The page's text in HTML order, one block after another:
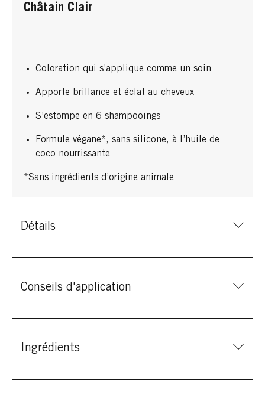
Châtain Clair
Coloration qui s’applique comme un soin
Apporte brillance et éclat au cheveux
S’estompe en 6 shampooings
Formule végane*, sans silicone, à l’huile de
coco nourrissante
*Sans ingrédients d’origine animale
Détails
Conseils d'application
Ingrédients